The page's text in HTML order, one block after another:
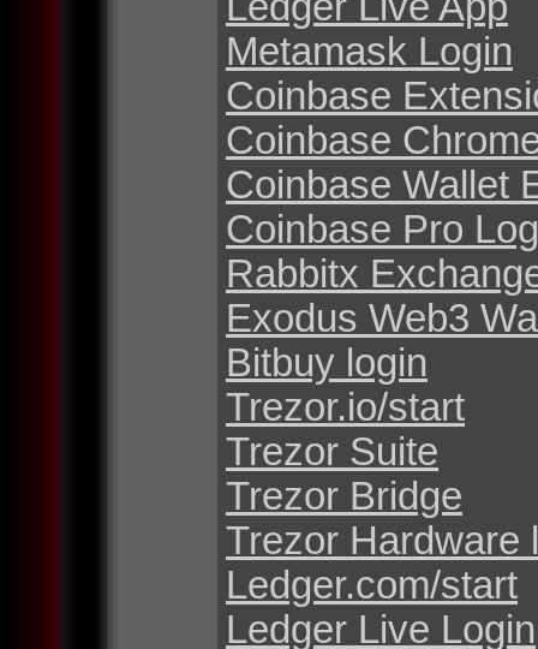
Metamask Login
Coinbase
Coinbase
Coinbase Wallet
Coinbase Pro
Rabbitx
Exodus Web3
Bitbuy login
Trezor.io/start
Trezor Suite
Trezor Bridge
Trezor Hardware
Ledger.com/start
Ledger Live Login